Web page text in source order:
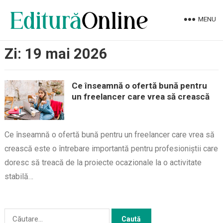
MENU
Zi: 19 mai 2026
Ce înseamnă o ofertă bună pentru
un freelancer care vrea să crească
Ce înseamnă o ofertă bună pentru un freelancer care vrea să
crească este o întrebare importantă pentru profesioniștii care
doresc să treacă de la proiecte ocazionale la o activitate
stabilă…
Caută